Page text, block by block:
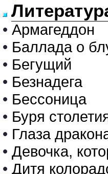
• Армагеддон
• Баллада о
• Бегущий
• Безнадега
• Бессоница
• Буря
• Глаза
• Девочка,
• Дитя